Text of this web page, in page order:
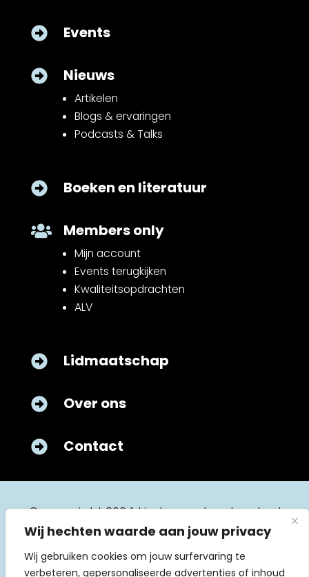
Wij hechten waarde aan jouw privacy
Wij gebruiken cookies om jouw surfervaring te
verbeteren, gepersonaliseerde advertenties of inhoud
 Events
 Nieuws
Artikelen
Blogs & ervaringen
Podcasts & Talks
 Boeken en literatuur
 Members only
Mijn account
Events terugkijken
Kwaliteitsopdrachten
ALV
 Lidmaatschap
 Over ons
 Contact
© copyright 2024 kinderverpleegkunde.nl